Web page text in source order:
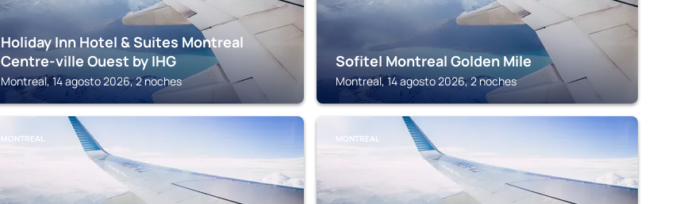
Holiday Inn Hotel & Suites Montreal
Centre-ville Ouest by IHG
Montreal, 14 agosto 2026, 2 noches
Sofitel Montreal Golden Mile
Montreal, 14 agosto 2026, 2 noches
MONTREAL MONTREAL